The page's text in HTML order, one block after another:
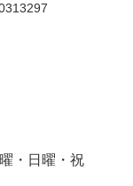
・日曜・祝